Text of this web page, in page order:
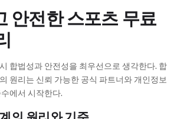
안전한 스포츠 무료
합법성과 안전성을 최우선으로 생각한다. 합
원리는 신뢰 가능한 공식 파트너와 개인정보
에서 시작한다.